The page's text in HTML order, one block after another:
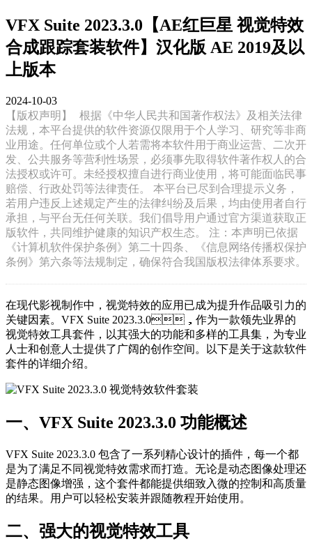
VFX Suite 2023.3.0【AE红巨星 视觉特效
合成跟踪套装软件】汉化版 AE 2019及以
上版本
2024-10-03
【版权声明】
根据《中华人民共和国著作权法》及相关法律
法规，本平台提供的软件资源仅限用于个人学习、研究等非商
业用途。任何单位或个人若需将本软件用于商业运营、二次开
发、公共服务等营利性场景，必须事先取得软件著作权人的合
法授权或许可。未经授权擅自进行商业使用，将可能面临民事
赔偿、行政处罚等法律责任。 本平台已尽到合理提示义务，
若用户违反上述规定产生的法律纠纷及后果，均由使用者自行
承担，与平台无任何关联。我们倡导用户通过官方渠道获取正
版软件，共同维护健康的知识产权生态。 注：本声明已依据
《计算机软件保护条例》第二十四条、《信息网络传播权保护
条例》第六条等法规制定，确保符合我国版权法律体系要求。
在现代影视制作中，视觉特效的应用已成为提升作品吸引力的
关键因素。VFX Suite 2023.3.0，作为一款领先业界的
视觉特效工具套件，以其强大的功能和多样的工具集，为专业
人士和创意人士提供了广阔的创作空间。以下是关于这款软件
套件的详细介绍。
一、VFX Suite 2023.3.0 功能概述
VFX Suite 2023.3.0 包含了一系列精心设计的插件，每一个都
是为了满足不同视觉特效需求而打造。无论是动态图像处理还
是静态图像增强，这个套件都能提供细致入微的控制和高质量
的结果。用户可以轻松安装并跟随教程开始使用。
二、强大的视觉特效工具